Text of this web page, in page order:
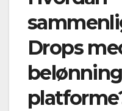
Drops